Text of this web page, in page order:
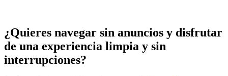
¿Quieres navegar sin anuncios y disfrutar
de una experiencia limpia y sin
interrupciones?